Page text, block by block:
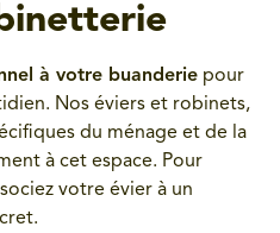
à votre buanderie pour
Nos éviers et robinets,
du ménage et de la
à cet espace. Pour
votre évier à un